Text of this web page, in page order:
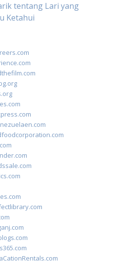
tentang Lari yang
Ketahui